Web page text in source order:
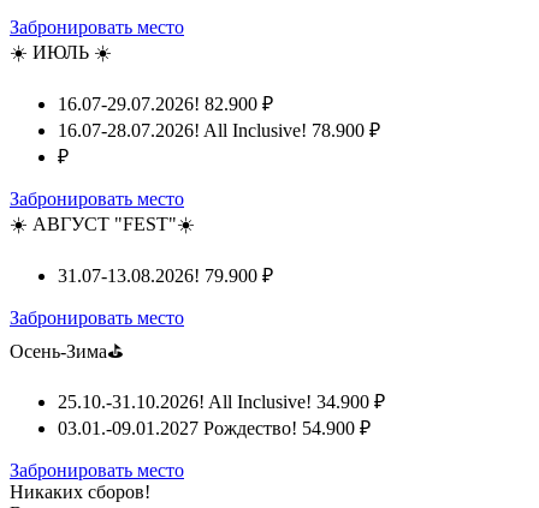
Забронировать место
☀️ ИЮЛЬ ☀️
16.07-29.07.2026! 82.900 ₽
16.07-28.07.2026! All Inclusive! 78.900 ₽
₽
Забронировать место
☀️ АВГУСТ "FEST"☀️
31.07-13.08.2026! 79.900 ₽
Забронировать место
Осень-Зима⛳
25.10.-31.10.2026! All Inclusive! 34.900 ₽
03.01.-09.01.2027 Рождество! 54.900 ₽
Забронировать место
Никаких сборов!